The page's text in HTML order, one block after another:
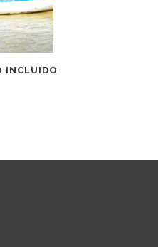
INCLUIDO